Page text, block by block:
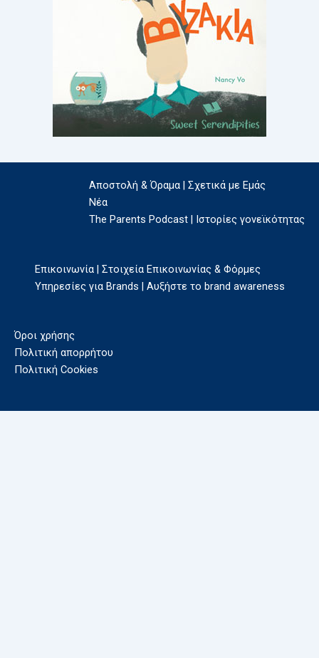
Αποστολή & Όραμα | Σχετικά με Εμάς
Νέα
The Parents Podcast | Ιστορίες γονεϊκότητας
Επικοινωνία | Στοιχεία Επικοινωνίας & Φόρμες
Υπηρεσίες για Brands | Αυξήστε το brand awareness
Όροι χρήσης
Πολιτική απορρήτου
Πολιτική Cookies